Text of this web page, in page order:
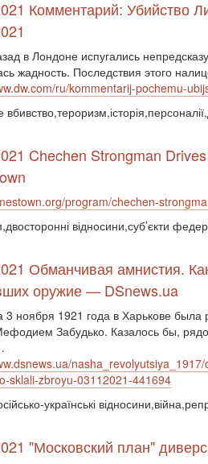
Комментарий: Убийство
в Лондоне испугались
жадность. Последствия этого
ru/kommentarij-pochemu-
Chechen Strongman
program/chechen-
відносини,суб’єкти
Обманчивая амнистия.
оружие — DSnews.ua
3 ноября 1921 года в Харькове была
Забудько. Казалось бы,
sklali-zbroyu-03112021-441694
українські
"Московский план"